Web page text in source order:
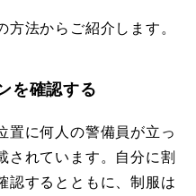
方法からご紹介します。
を確認する
置に何人の警備員が立っ
されています。自分に割
認するとともに、制服は